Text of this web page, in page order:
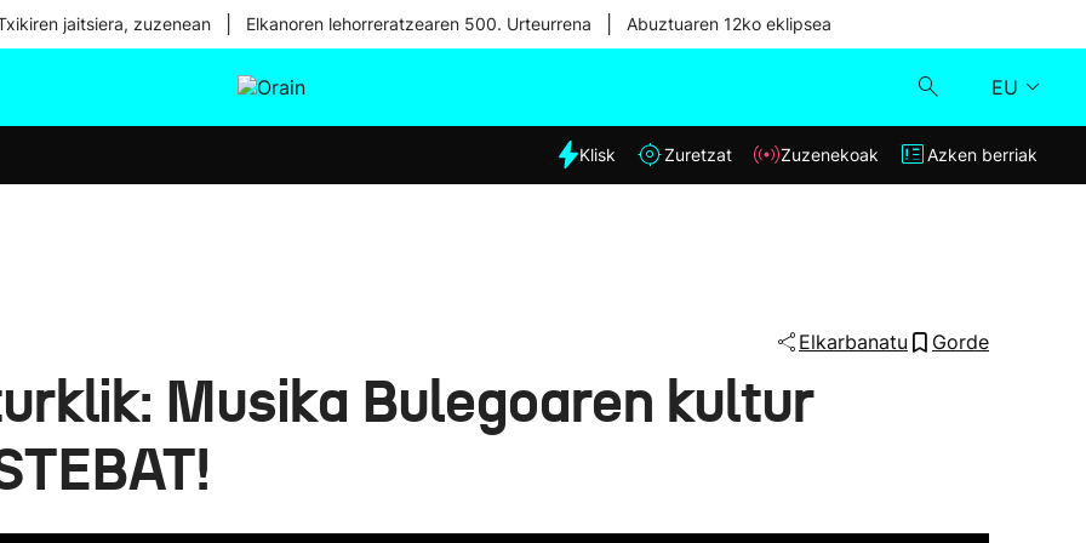
jaitsiera, zuzenean Elkanoren lehorreratzearen 500. Urteurrena Abuztuaren 12ko eklipsea
EU
Eguraldia
Klisk
Klisk Zuretzat Zuzenekoak Azken berriak
Elkarbanatu Gorde
Musika Bulegoaren kultur